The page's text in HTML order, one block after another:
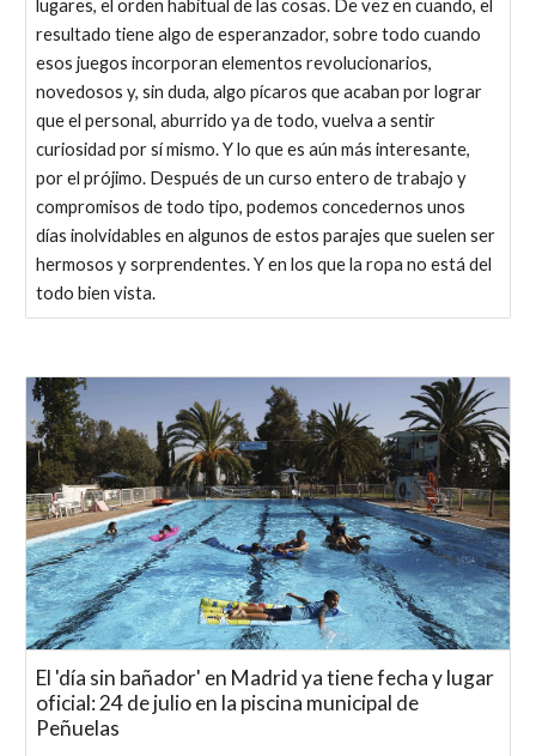
lugares, el orden habitual de las cosas. De vez en cuando, el
resultado tiene algo de esperanzador, sobre todo cuando
esos juegos incorporan elementos revolucionarios,
novedosos y, sin duda, algo pícaros que acaban por lograr
que el personal, aburrido ya de todo, vuelva a sentir
curiosidad por sí mismo. Y lo que es aún más interesante,
por el prójimo. Después de un curso entero de trabajo y
compromisos de todo tipo, podemos concedernos unos
días inolvidables en algunos de estos parajes que suelen ser
hermosos y sorprendentes. Y en los que la ropa no está del
todo bien vista.
El 'día sin bañador' en Madrid ya tiene fecha y lugar
oficial: 24 de julio en la piscina municipal de
Peñuelas